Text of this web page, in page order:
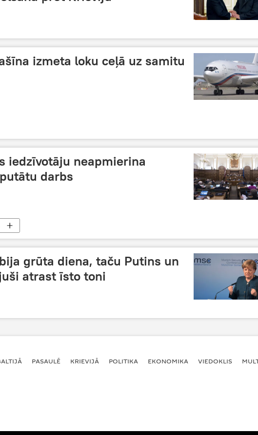
izmeta loku ceļā uz samitu
iedzīvotāju neapmierina
darbs
grūta diena, taču Putins un
atrast īsto toni
PASAULĒ KRIEVIJĀ POLITIKA EKONOMIKA VIEDOKLIS